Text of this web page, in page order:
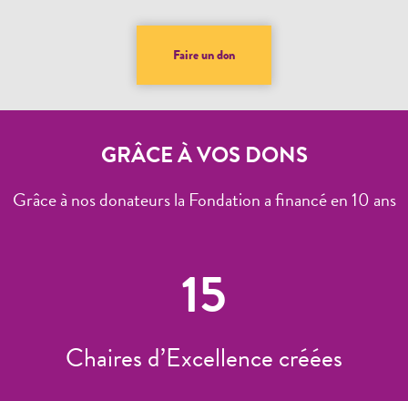
Faire un don
GRÂCE À VOS DONS
Grâce à nos donateurs la Fondation a financé en 10 ans
15
Chaires d’Excellence créées